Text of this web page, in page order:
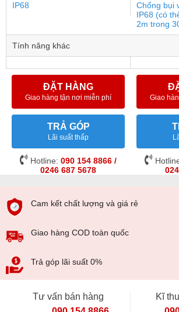
IP68
Chống bụi
IP68 (có
2m trong
Tính năng khác
ĐẶT HÀNG
Giao hàng tận nơi miễn phí
TRẢ GÓP
Lãi suất thấp
Hotline: 090 154 8866 /
0246 687 5678
Giao
Cam kết chất lượng và giá rẻ
Giao hàng COD toàn quốc
Trả góp lãi suất 0%
Tư vấn bán hàng
Kĩ